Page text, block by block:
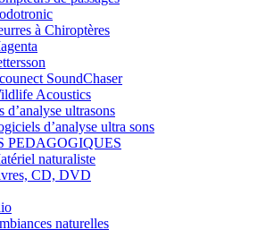
à Chiroptères
SoundChaser
Acoustics
d’analyse ultrasons
d’analyse ultra sons
PEDAGOGIQUES
naturaliste
CD, DVD
naturelles